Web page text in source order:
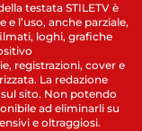
testata STILETV è
l’uso, anche parziale,
loghi, grafiche
registrazioni, cover e
La redazione
sito. Non potendo
ad eliminarli su
e oltraggiosi.